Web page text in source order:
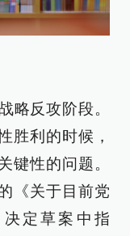
略反攻阶段。
胜利的时候，
键性的问题。
《关于目前党
定草案中指